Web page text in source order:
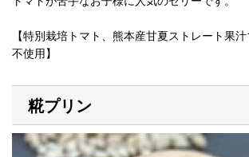
【特別栽培トマト、熊本産甘夏ストレート果
不使用】
糀プリン